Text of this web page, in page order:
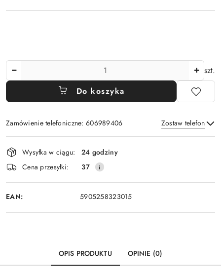
szt.
Do koszyka
Zamówienie telefoniczne: 606989406 Zostaw telefon
Wyślij
Dostępność
i
dostawa
Wysyłka w ciągu:
24 godziny
Cena przesyłki:
37
EAN: 5905258323015
OPIS PRODUKTU OPINIE (0)